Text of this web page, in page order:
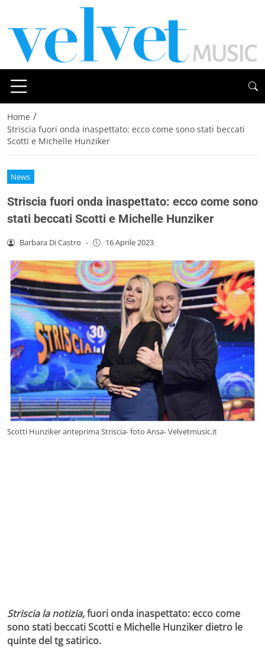
Home /
Striscia fuori onda inaspettato: ecco come sono stati beccati
Scotti e Michelle Hunziker
News
Striscia fuori onda inaspettato: ecco come sono
stati beccati Scotti e Michelle Hunziker
Barbara Di Castro - 16 Aprile 2023
Scotti Hunziker anteprima Striscia- foto Ansa- Velvetmusic.it
Striscia la notizia,fuori onda inaspettato: ecco come
sono stati beccati Scotti e Michelle Hunziker dietro le
quinte del tg satirico.